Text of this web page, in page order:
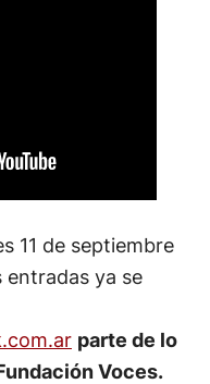
11 de septiembre
entradas ya se
parte de lo
Voces.